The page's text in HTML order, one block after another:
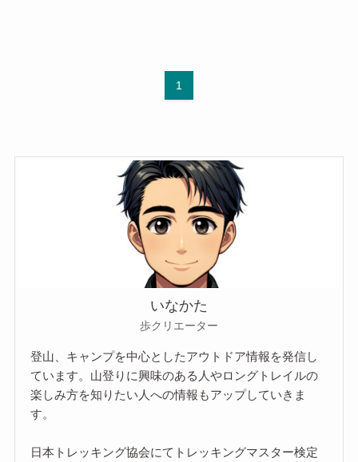
1
いなかた
歩クリエーター
登山、キャンプを中心としたアウトドア情報を発信し
ています。山登りに興味のある人やロングトレイルの
楽しみ方を知りたい人への情報もアップしていきま
す。
日本トレッキング協会にてトレッキングマスター検定